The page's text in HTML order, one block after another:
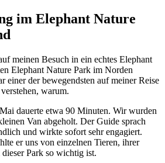
im Elephant Nature
meinen Besuch in ein echtes Elephant
Elephant Nature Park im Norden
einer der bewegendsten auf meiner Reise
warum.
dauerte etwa 90 Minuten. Wir wurden
Van abgeholt. Der Guide sprach
und wirkte sofort sehr engagiert.
er uns von einzelnen Tieren, ihrer
Park so wichtig ist.